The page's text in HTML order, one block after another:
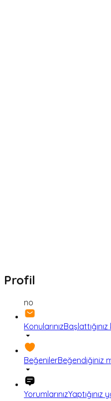
Profil
no
Konularınız
BeğenilerBeğendiğiniz
YorumlarınızYaptığınız